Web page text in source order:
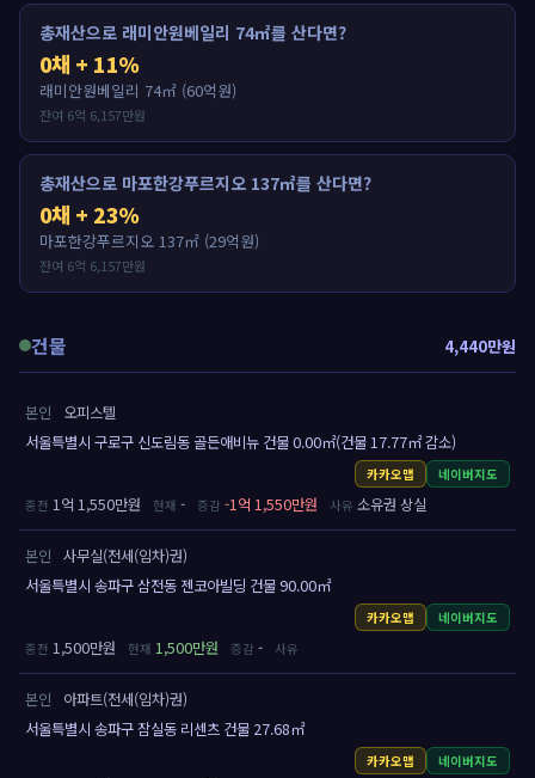
총재산으로 래미안원베일리 74㎡를 산다면?
0채 + 11%
래미안원베일리 74㎡ (60억원)
잔여 6억 6,157만원
총재산으로 마포한강푸르지오 137㎡를 산다면?
0채 + 23%
마포한강푸르지오 137㎡ (29억원)
잔여 6억 6,157만원
건물 4,440만원
본인
오피스텔
서울특별시 구로구 신도림동 골든애비뉴 건물 0.00㎡(건물 17.77㎡ 감소)
카카오맵 네이버지도
1억 1,550만원 - -1억 1,550만원 소유권 상실
본인
사무실(전세(임차)권)
서울특별시 송파구 삼전동 젠코아빌딩 건물 90.00㎡
카카오맵 네이버지도
1,500만원 1,500만원 -
본인
아파트(전세(임차)권)
서울특별시 송파구 잠실동 리센츠 건물 27.68㎡
카카오맵 네이버지도